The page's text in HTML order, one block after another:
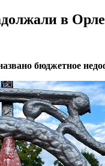
в
бюджетное